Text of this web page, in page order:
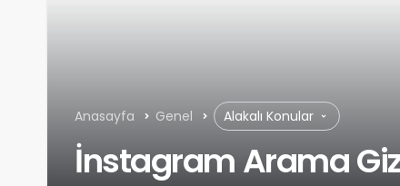
Anasayfa Genel Alakalı Konular
İnstagram Arama